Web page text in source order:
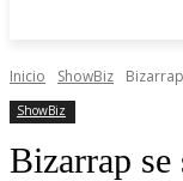
Inicio ShowBiz
ShowBiz
Bizarrap se